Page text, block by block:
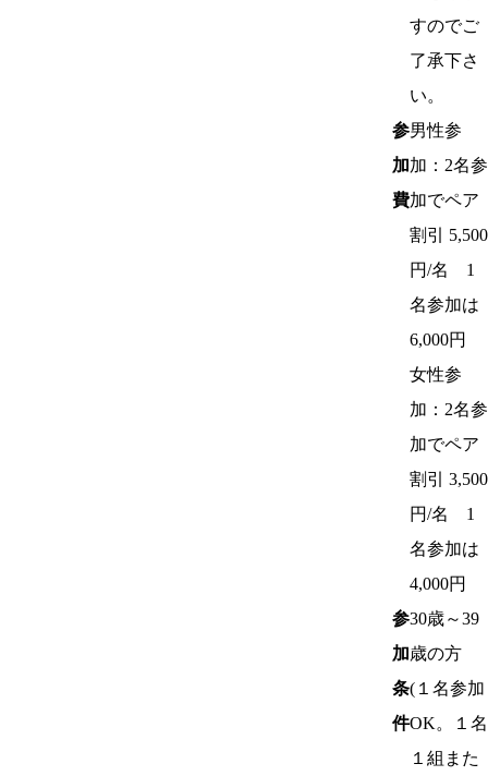
すのでご
了承下さ
い。
参
加
費
男性参
加：2名参
加でペア
割引 5,500
円/名 1
名参加は
6,000円
女性参
加：2名参
加でペア
割引 3,500
円/名 1
名参加は
4,000円
参
加
条
件
30歳～39
歳の方
(１名参加
OK。１名
１組また